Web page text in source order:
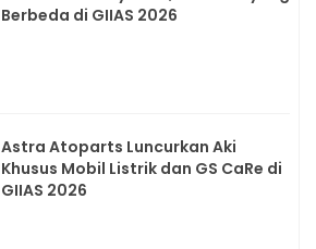
Berbeda di GIIAS 2026
Astra Atoparts Luncurkan Aki
Khusus Mobil Listrik dan GS CaRe di
GIIAS 2026